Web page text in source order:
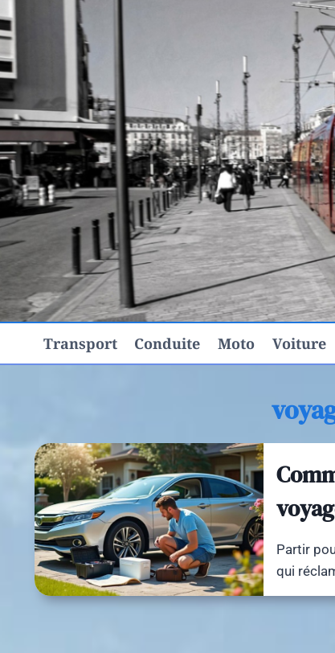
au
contenu
Transport Conduite Moto Voiture
Partir
qui